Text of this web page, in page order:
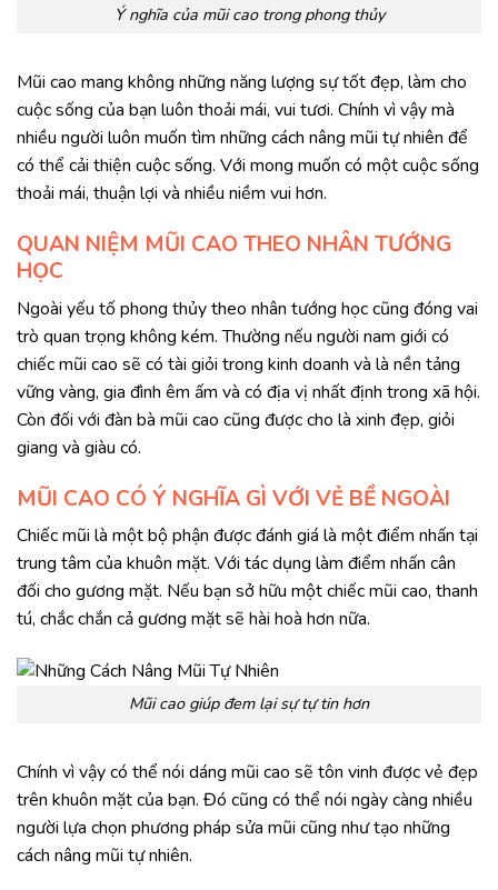
Ý nghĩa của mũi cao trong phong thủy
Mũi cao mang không những năng lượng sự tốt đẹp, làm cho
cuộc sống của bạn luôn thoải mái, vui tươi. Chính vì vậy mà
nhiều người luôn muốn tìm những cách nâng mũi tự nhiên để
có thể cải thiện cuộc sống. Với mong muốn có một cuộc sống
thoải mái, thuận lợi và nhiều niềm vui hơn.
QUAN NIỆM MŨI CAO THEO NHÂN TƯỚNG
HỌC
Ngoài yếu tố phong thủy theo nhân tướng học cũng đóng vai
trò quan trọng không kém. Thường nếu người nam giới có
chiếc mũi cao sẽ có tài giỏi trong kinh doanh và là nền tảng
vững vàng, gia đình êm ấm và có địa vị nhất định trong xã hội.
Còn đối với đàn bà mũi cao cũng được cho là xinh đẹp, giỏi
giang và giàu có.
MŨI CAO CÓ Ý NGHĨA GÌ VỚI VẺ BỀ NGOÀI
Chiếc mũi là một bộ phận được đánh giá là một điểm nhấn tại
trung tâm của khuôn mặt. Với tác dụng làm điểm nhấn cân
đối cho gương mặt. Nếu bạn sở hữu một chiếc mũi cao, thanh
tú, chắc chắn cả gương mặt sẽ hài hoà hơn nữa.
Mũi cao giúp đem lại sự tự tin hơn
Chính vì vậy có thể nói dáng mũi cao sẽ tôn vinh được vẻ đẹp
trên khuôn mặt của bạn. Đó cũng có thể nói ngày càng nhiều
người lựa chọn phương pháp sửa mũi cũng như tạo những
cách nâng mũi tự nhiên.